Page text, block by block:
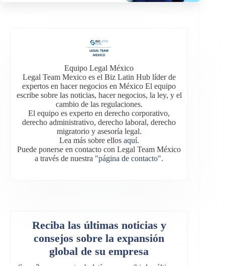
Equipo Legal México
Legal Team Mexico es el Biz Latin Hub líder de
expertos en hacer negocios en México El equipo
escribe sobre las noticias, hacer negocios, la ley, y el
cambio de las regulaciones.
El equipo es experto en derecho corporativo,
derecho administrativo, derecho laboral, derecho
migratorio y asesoría legal.
Lea más sobre ellos aquí.
Puede ponerse en contacto con Legal Team México
a través de nuestra "página de contacto".
Reciba las últimas noticias y
consejos sobre la expansión
global de su empresa